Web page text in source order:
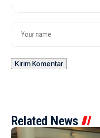
Related News